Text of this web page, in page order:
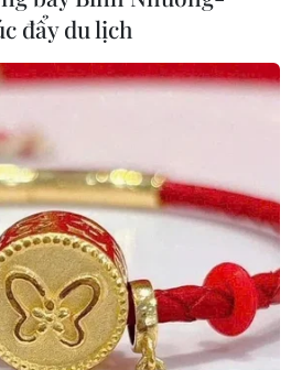
MỤC
thành lập căn
với Mỹ
đột Ukraine trải
đẩy du lịch